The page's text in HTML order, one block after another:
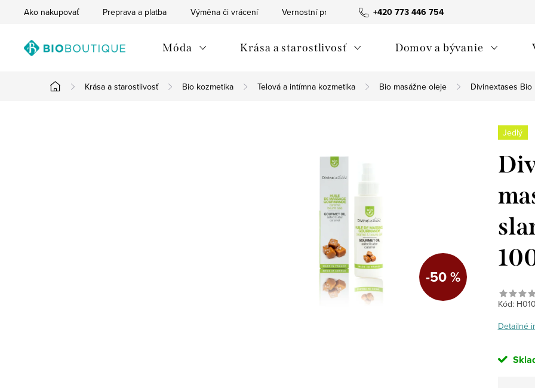
+420 773 446 754
Ako nakupovať Preprava a platba Výměna či vrácení Vernostní program Tabuľka veľkostí The Spirit of OM
Móda Krása a starostlivosť Domov a bývanie
Domov
Krása a starostlivosť Bio kozmetika Telová a intímna kozmetika Bio masážne oleje Divinextases Bio
-50 %
Jedlý
Kód:
Detailné